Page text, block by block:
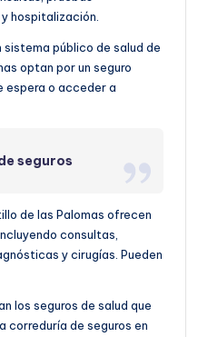
hospitalización.
sistema público de salud de
optan por un seguro
espera o acceder a
seguros
de las Palomas ofrecen
consultas,
y cirugías. Pueden
los seguros de salud que
correduría de seguros en